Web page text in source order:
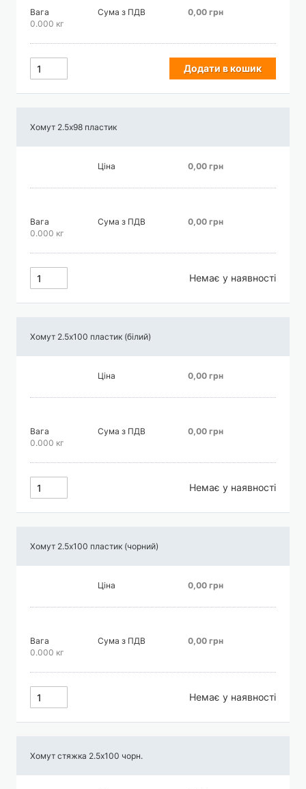
Вага
0.000 кг
Сума з ПДВ 0,00 грн
Додати в кошик
Хомут 2.5х98 пластик
Ціна 0,00 грн
Вага
0.000 кг
Сума з ПДВ 0,00 грн
Немає у наявності
Хомут 2.5х100 пластик (білий)
Ціна 0,00 грн
Вага
0.000 кг
Сума з ПДВ 0,00 грн
Немає у наявності
Хомут 2.5х100 пластик (чорний)
Ціна 0,00 грн
Вага
0.000 кг
Сума з ПДВ 0,00 грн
Немає у наявності
Хомут стяжка 2.5х100 чорн.